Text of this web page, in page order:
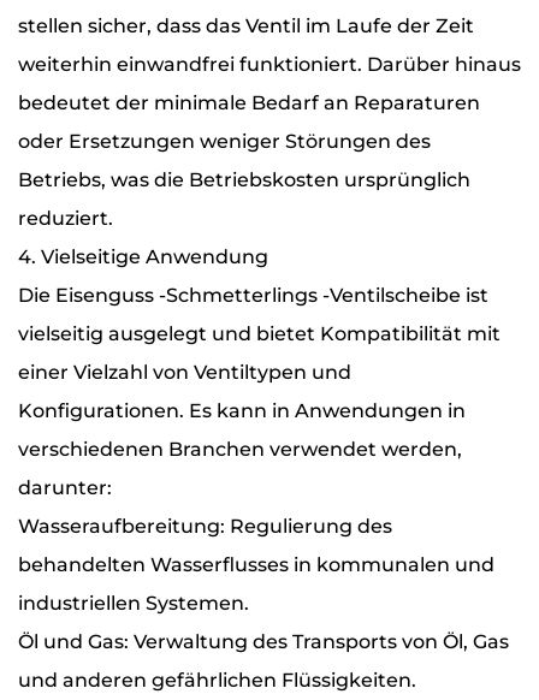
stellen sicher, dass das Ventil im Laufe der Zeit
weiterhin einwandfrei funktioniert. Darüber hinaus
bedeutet der minimale Bedarf an Reparaturen
oder Ersetzungen weniger Störungen des
Betriebs, was die Betriebskosten ursprünglich
reduziert.
4. Vielseitige Anwendung
Die Eisenguss -Schmetterlings -Ventilscheibe ist
vielseitig ausgelegt und bietet Kompatibilität mit
einer Vielzahl von Ventiltypen und
Konfigurationen. Es kann in Anwendungen in
verschiedenen Branchen verwendet werden,
darunter:
Wasseraufbereitung: Regulierung des
behandelten Wasserflusses in kommunalen und
industriellen Systemen.
Öl und Gas: Verwaltung des Transports von Öl, Gas
und anderen gefährlichen Flüssigkeiten.